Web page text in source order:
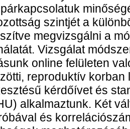
szintjét a
megvizsgálni a
Vizsgálat
online felületen
reproduktív
kérdőívet és
alkalmaztunk. Két
és